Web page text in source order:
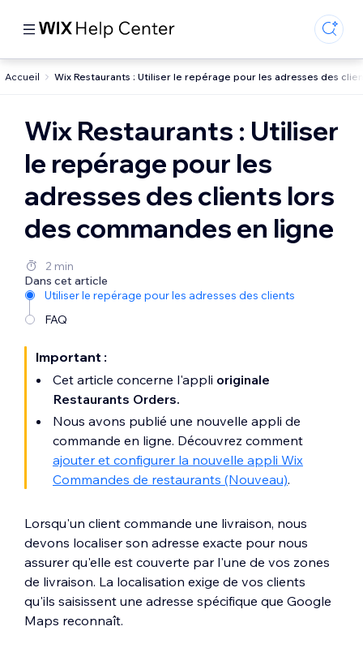
Accueil Wix Restaurants : Utiliser le repérage pour les adresses des
Wix Restaurants : Utiliser
le repérage pour les
adresses des clients lors
des commandes en ligne
2 min
Dans cet article
Utiliser le repérage pour les adresses des clients
FAQ
Important :
Cet article concerne l'appli originale
Restaurants Orders.
Nous avons publié une nouvelle appli de
commande en ligne. Découvrez comment
ajouter et configurer la nouvelle appli Wix
Commandes de restaurants (Nouveau).
Lorsqu'un client commande une livraison, nous
devons localiser son adresse exacte pour nous
assurer qu'elle est couverte par l'une de vos zones
de livraison. La localisation exige de vos clients
qu'ils saisissent une adresse spécifique que Google
Maps reconnaît.